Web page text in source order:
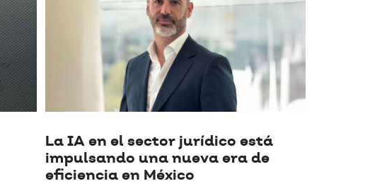
La IA en el sector jurídico está
impulsando una nueva era de
eficiencia en México